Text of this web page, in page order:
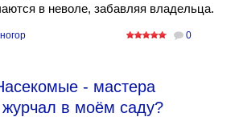
в неволе, забавляя владельца.
0
- мастера
в моём саду?